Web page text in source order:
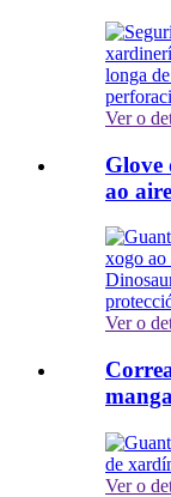
Ver o
Glove
ao
Ver o
Ver o